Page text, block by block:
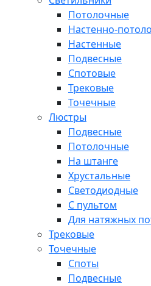
Потолочные
Настенно-
Настенные
Подвесные
Спотовые
Трековые
Точечные
Люстры
Подвесные
Потолочные
На штанге
Хрустальные
Светодиодные
С пультом
Для натяжных
Трековые
Точечные
Споты
Подвесные